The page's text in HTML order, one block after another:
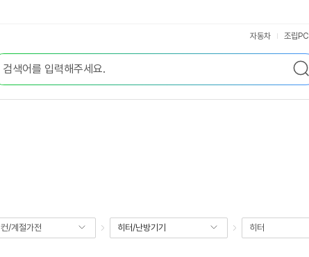
검
색
자동차 조립PC
/계절가전 히터/난방기기 히터